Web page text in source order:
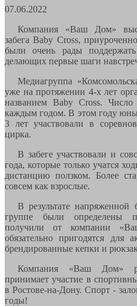
07.06.2022
Компания «Ваш Дом»
забега Baby Cross,
были очень рады
делающих первые шаги
Медиагруппа
уже на протяжении 4-х лет
названием Baby Cross. Число
каждым годом. В этом году
3 лет участвовали в
цирка.
В забеге участвовали и
года, которые только учатся
дистанцию ползком. Более
совсем как взрослые.
В результате
группе были определены
получили от компании
обязательно пригодятся для
брендированные кепки и
Компания «Ваш Дом»
принимает участие в
в Ростове-на-Дону. Спорт -
годы!